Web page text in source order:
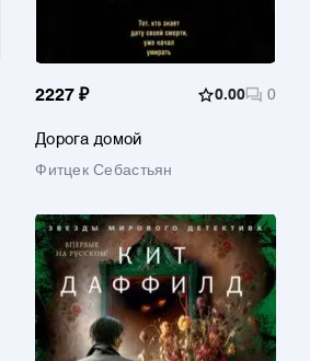
2227 ₽ 0.00 0
Дорога домой
Фитцек Себастьян